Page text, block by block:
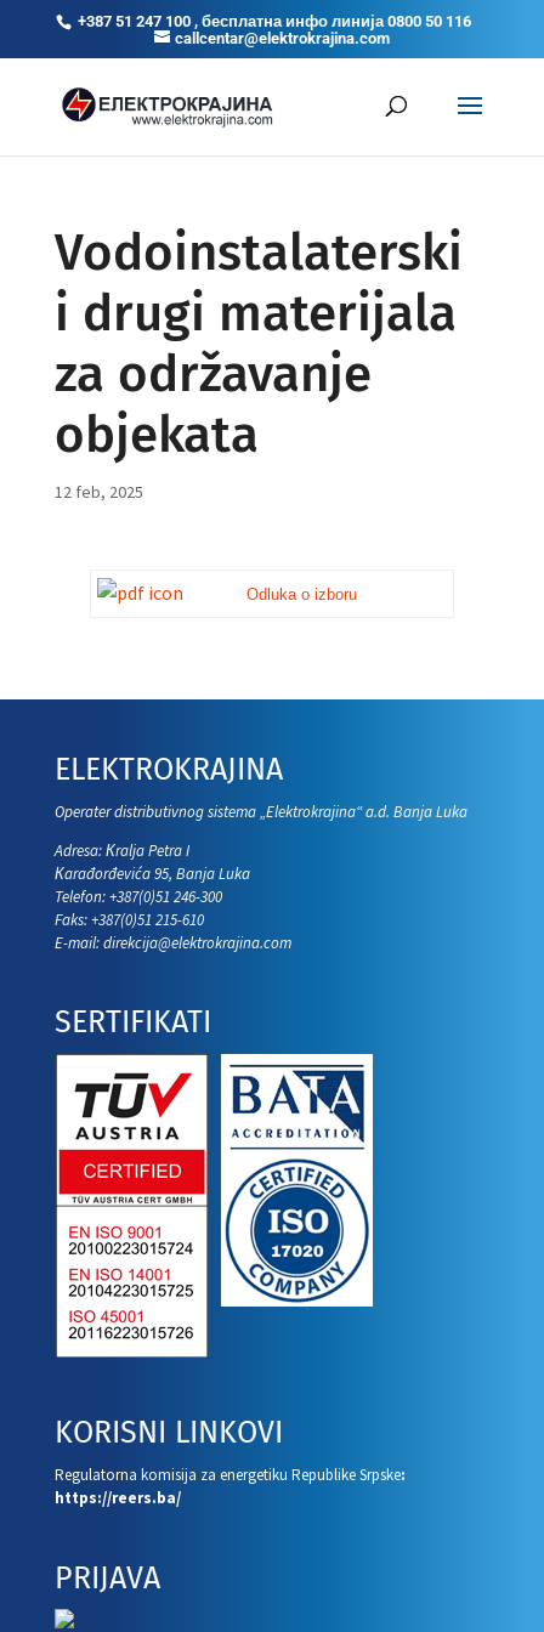
+387 51 247 100 , бесплатна инфо линија 0800 50 116
callcentar@elektrokrajina.com
Vodoinstalaterski
i drugi materijala
za održavanje
objekata
12 feb, 2025
Odluka o izboru
ELEKTROKRAJINA
Operater distributivnog sistema „Elektrokrajina“ a.d. Banja Luka
Adresa: Кralja Petra I
Кarađorđevića 95, Banja Luka
Telefon: +387(0)51 246-300
Faks: +387(0)51 215-610
E-mail:direkcija@elektrokrajina.com
SERTIFIKATI
KORISNI LINKOVI
Regulatorna komisija za energetiku Republike Srpske:
https://reers.ba/
PRIJAVA